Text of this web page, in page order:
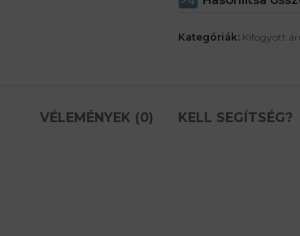
Kategóriák: Kifogyott
VÉLEMÉNYEK (0) KELL SEGÍTSÉG?